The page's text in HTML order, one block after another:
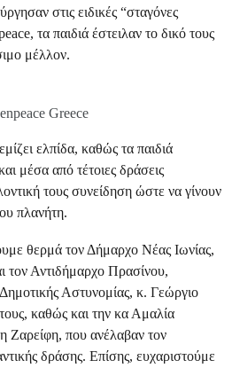
στις ειδικές “σταγόνες
τα παιδιά έστειλαν το δικό τους
μέλλον.
Greece
ελπίδα, καθώς τα παιδιά
μέσα από τέτοιες δράσεις
τους συνείδηση ώστε να γίνουν
πλανήτη.
θερμά τον Δήμαρχο Νέας Ιωνίας,
Αντιδήμαρχο Πρασίνου,
Αστυνομίας, κ. Γεώργιο
καθώς και την κα Αμαλία
Ζαρείφη, που ανέλαβαν τον
δράσης. Επίσης, ευχαριστούμε